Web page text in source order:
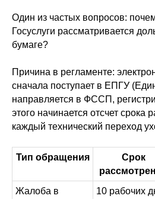
Один из частых вопросов:
Госуслуги рассматривается
бумаге?
Причина в регламенте:
сначала поступает в ЕПГУ
направляется в ФССП,
этого начинается отсчет срока
каждый технический переход
Тип обращения
Срок
Жалоба в
10 рабочих